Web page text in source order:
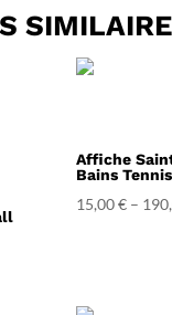
Affiche
Bains Tennis
15,00€ –